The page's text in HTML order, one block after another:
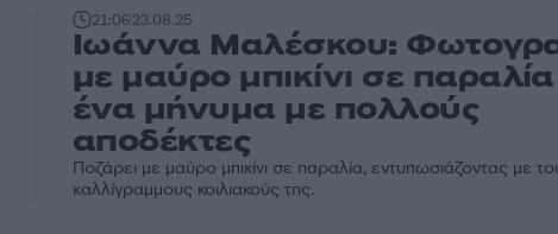
21:0623.08.25
Ιωάννα Μαλέσκου:
με μαύρο μπικίνι σε παραλία
ένα μήνυμα με πολλούς
αποδέκτες
Ποζάρει με μαύρο μπικίνι σε παραλία, εντυπωσιάζοντας με
καλλίγραμμους κοιλιακούς της.